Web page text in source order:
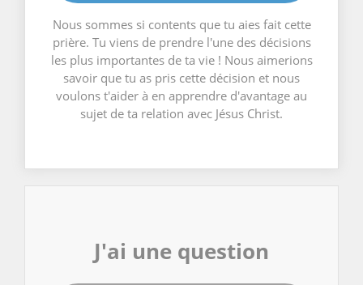
Nous sommes si contents que tu aies fait cette
prière. Tu viens de prendre l'une des décisions
les plus importantes de ta vie ! Nous aimerions
savoir que tu as pris cette décision et nous
voulons t'aider à en apprendre d'avantage au
sujet de ta relation avec Jésus Christ.
J'ai une question